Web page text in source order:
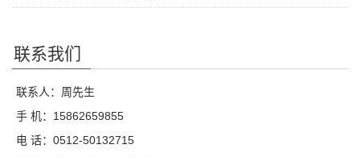
联系我们
联系人：周先生
手 机：15862659855
电 话：0512-50132715